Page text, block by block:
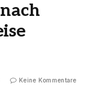
Keine Kommentare